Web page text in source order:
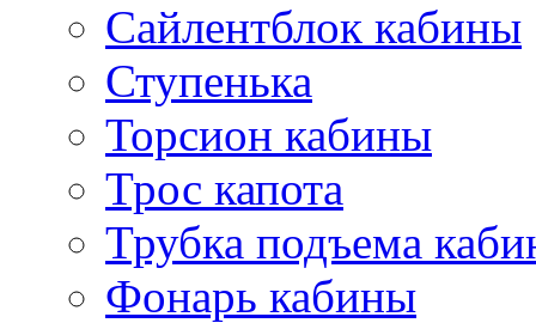
Сайлентблок кабины
Ступенька
Торсион кабины
Трос капота
Трубка подъема
Фонарь кабины